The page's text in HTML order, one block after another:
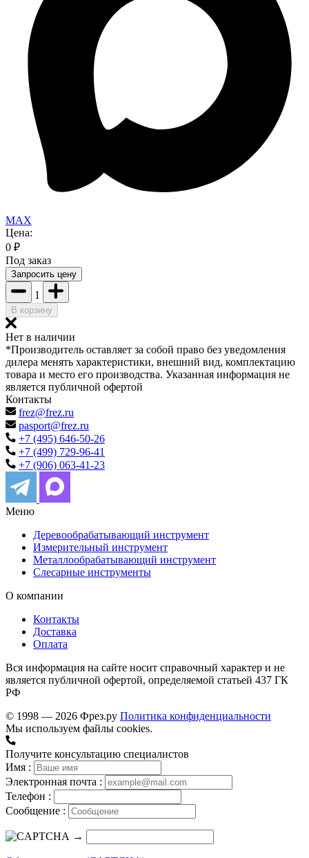
MAX
Цена:
0 ₽
Под заказ
Запросить цену
1
В корзину
Нет в наличии
*Производитель оставляет за собой право без уведомления
дилера менять характеристики, внешний вид, комплектацию
товара и место его производства. Указанная информация не
является публичной офертой
Контакты
frez@frez.ru
pasport@frez.ru
+7 (495) 646-50-26
+7 (499) 729-96-41
+7 (906) 063-41-23
Меню
Деревообрабатывающий инструмент
Измерительный инструмент
Металлообрабатывающий инструмент
Слесарные инструменты
О компании
Контакты
Доставка
Оплата
Вся информация на сайте носит справочный характер и не
является публичной офертой, определяемой статьей 437 ГК
РФ
© 1998 — 2026 Фрез.ру Политика конфиденциальности
Мы используем файлы cookies.
Получите консультацию специалистов
Имя :
Электронная почта :
Телефон :
Сообщение :
→